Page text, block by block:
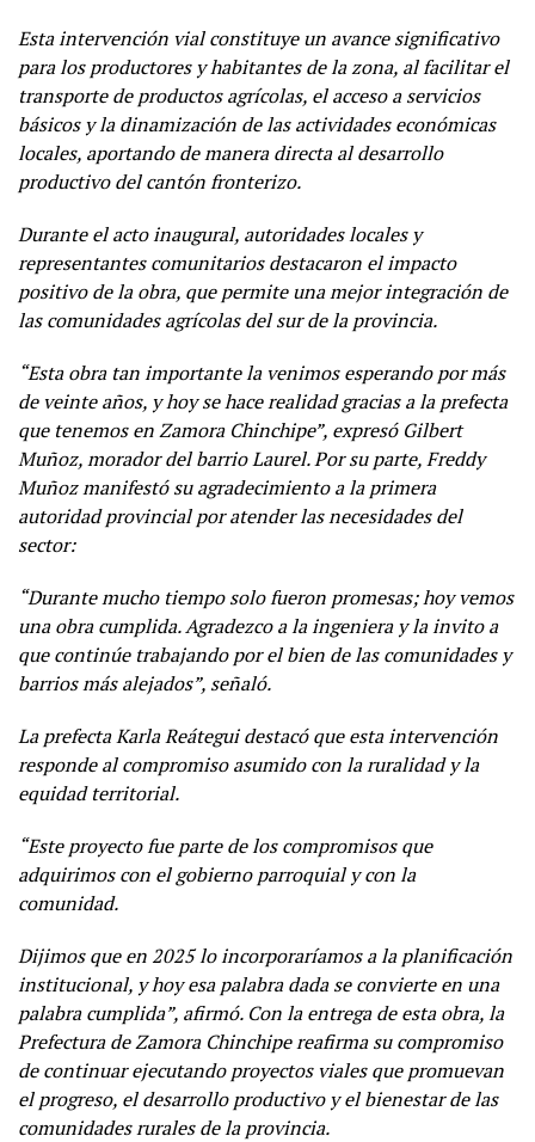
Esta intervención vial constituye un avance significativo
para los productores y habitantes de la zona, al facilitar el
transporte de productos agrícolas, el acceso a servicios
básicos y la dinamización de las actividades económicas
locales, aportando de manera directa al desarrollo
productivo del cantón fronterizo.
Durante el acto inaugural, autoridades locales y
representantes comunitarios destacaron el impacto
positivo de la obra, que permite una mejor integración de
las comunidades agrícolas del sur de la provincia.
“Esta obra tan importante la venimos esperando por más
de veinte años, y hoy se hace realidad gracias a la prefecta
que tenemos en Zamora Chinchipe”, expresó Gilbert
Muñoz, morador del barrio Laurel. Por su parte, Freddy
Muñoz manifestó su agradecimiento a la primera
autoridad provincial por atender las necesidades del
sector:
“Durante mucho tiempo solo fueron promesas; hoy vemos
una obra cumplida. Agradezco a la ingeniera y la invito a
que continúe trabajando por el bien de las comunidades y
barrios más alejados”, señaló.
La prefecta Karla Reátegui destacó que esta intervención
responde al compromiso asumido con la ruralidad y la
equidad territorial.
“Este proyecto fue parte de los compromisos que
adquirimos con el gobierno parroquial y con la
comunidad.
Dijimos que en 2025 lo incorporaríamos a la planificación
institucional, y hoy esa palabra dada se convierte en una
palabra cumplida”, afirmó. Con la entrega de esta obra, la
Prefectura de Zamora Chinchipe reafirma su compromiso
de continuar ejecutando proyectos viales que promuevan
el progreso, el desarrollo productivo y el bienestar de las
comunidades rurales de la provincia.